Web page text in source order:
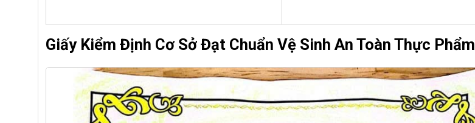
Giấy Kiểm Định Cơ Sở Đạt Chuẩn Vệ Sinh An Toàn Thực Phẩm